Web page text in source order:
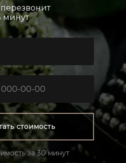
за 30 минут
минут
стоимость